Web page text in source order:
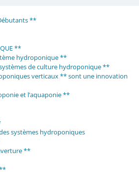
**
**
hydroponique **
de culture hydroponique **
verticaux ** sont une innovation
et l’aquaponie **
systèmes hydroponiques
**